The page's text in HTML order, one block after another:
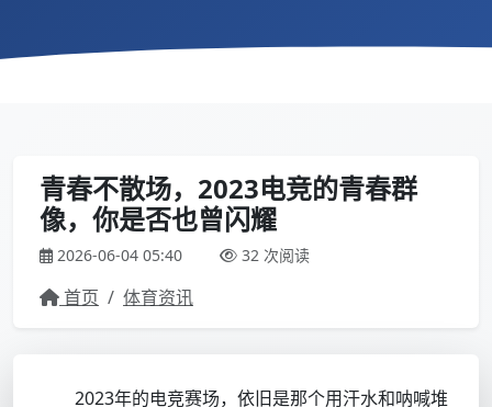
青春不散场，2023电竞的青春群
像，你是否也曾闪耀
2026-06-04 05:40 32 次阅读
首页 / 体育资讯
2023年的电竞赛场，依旧是那个用汗水和呐喊堆